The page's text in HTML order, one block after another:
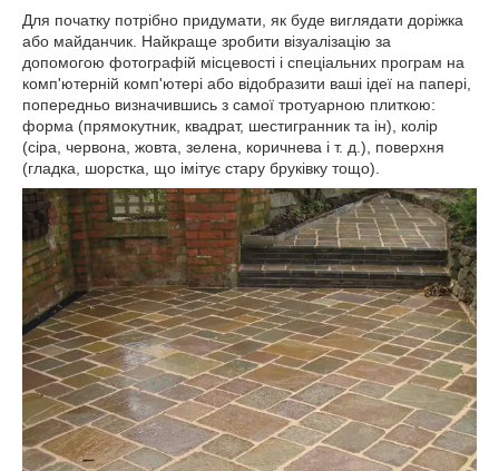
Для початку потрібно придумати, як буде виглядати доріжка
або майданчик. Найкраще зробити візуалізацію за
допомогою фотографій місцевості і спеціальних програм на
комп'ютерній комп'ютері або відобразити ваші ідеї на папері,
попередньо визначившись з самої тротуарною плиткою:
форма (прямокутник, квадрат, шестигранник та ін), колір
(сіра, червона, жовта, зелена, коричнева і т. д.), поверхня
(гладка, шорстка, що імітує стару бруківку тощо).